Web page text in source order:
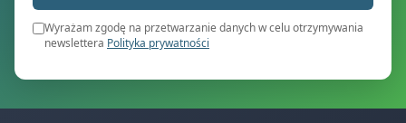
Wyrażam zgodę na przetwarzanie danych w celu otrzymywania
newslettera Polityka prywatności